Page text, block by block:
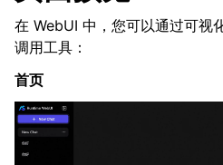
在 WebUI 中，您可以通过可视
调用工具：
首页